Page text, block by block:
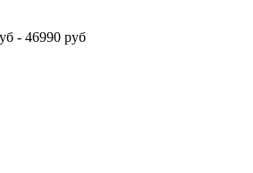
- 46990 руб